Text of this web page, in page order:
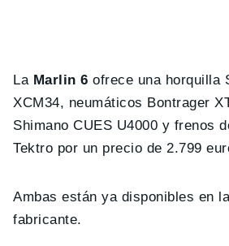
La Marlin 6 ofrece una horquilla
XCM34, neumáticos Bontrager
Shimano CUES U4000 y frenos
Tektro por un precio de 2.799
Ambas están ya disponibles en
fabricante.